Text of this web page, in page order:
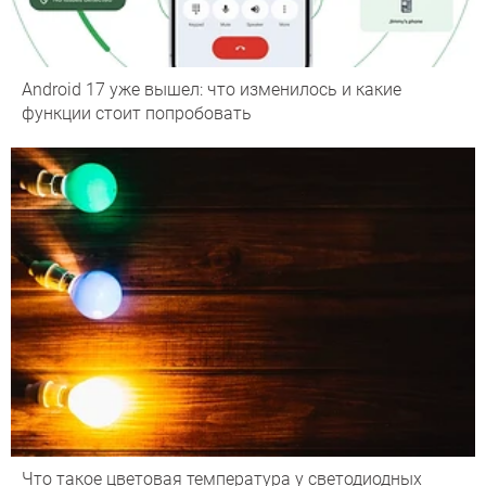
Android 17 уже вышел: что изменилось и какие
функции стоит попробовать
Что такое цветовая температура у светодиодных